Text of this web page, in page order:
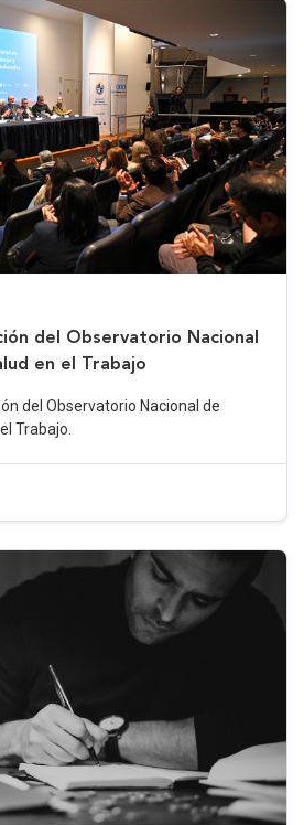
del Observatorio Nacional
en el Trabajo
del Observatorio Nacional de
Trabajo.